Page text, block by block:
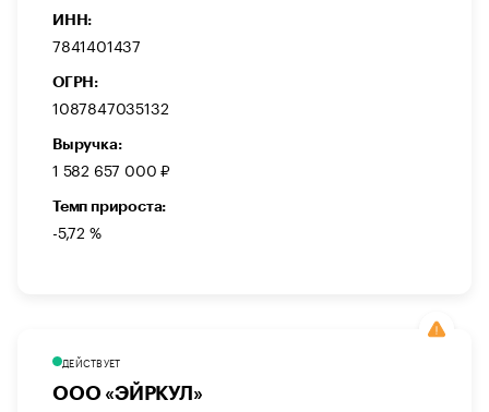
ИНН:
7841401437
ОГРН:
1087847035132
Выручка:
1 582 657 000 ₽
Темп прироста:
-5,72 %
ДЕЙСТВУЕТ
ООО «ЭЙРКУЛ»